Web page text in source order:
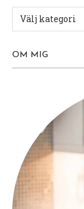
OM MIG